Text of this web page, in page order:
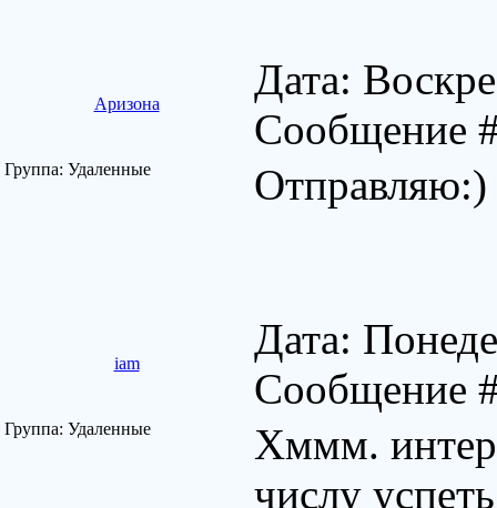
Аризона
Дата:
Сообщение
Группа: Удаленные Отправляю:)
iam
Дата:
Сообщение
Группа: Удаленные
Хммм.
числу